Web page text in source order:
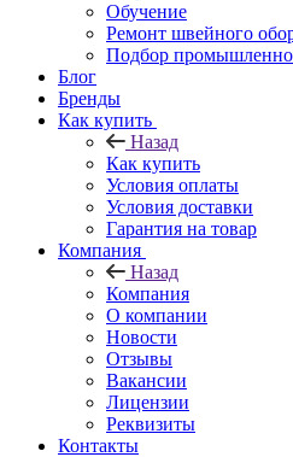
Обучение
Ремонт швейного
Подбор
Блог
Бренды
Как купить
Назад
Как купить
Условия оплаты
Условия доставки
Гарантия на товар
Компания
Назад
Компания
О компании
Новости
Отзывы
Вакансии
Лицензии
Реквизиты
Контакты